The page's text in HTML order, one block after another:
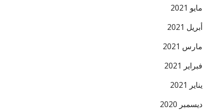
مايو 2021
أبريل 2021
مارس 2021
فبراير 2021
يناير 2021
ديسمبر 2020